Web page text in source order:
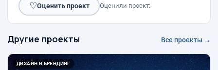
♡Оценить проект Оценили проект:
Другие проекты Все проекты →
ДИЗАЙН И БРЕНДИНГ